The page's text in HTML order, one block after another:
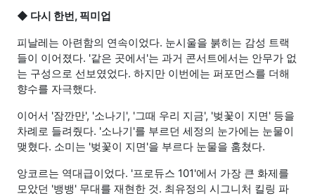
◆ 다시 한번, 픽미업
피날레는 아련함의 연속이었다. 눈시울을 붉히는 감성 트랙
들이 이어졌다. '같은 곳에서'는 과거 콘서트에서는 안무가 없
는 구성으로 선보였었다. 하지만 이번에는 퍼포먼스를 더해
향수를 자극했다.
이어서 '잠깐만', '소나기', '그때 우리 지금', '벚꽃이 지면' 등을
차례로 들려줬다. '소나기'를 부르던 세정의 눈가에는 눈물이
맺혔다. 소미는 '벚꽃이 지면'을 부르다 눈물을 훔쳤다.
앙코르는 역대급이었다. '프로듀스 101'에서 가장 큰 화제를
모았던 '뱅뱅' 무대를 재현한 것. 최유정의 시그니처 킬링 파